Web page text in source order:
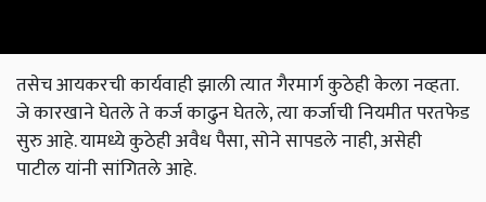
तसेच आयकरची कार्यवाही झाली त्यात गैरमार्ग कुठेही केला नव्हता.
जे कारखाने घेतले ते कर्ज काढुन घेतले, त्या कर्जाची नियमीत परतफेड
सुरु आहे. यामध्ये कुठेही अवैध पैसा, सोने सापडले नाही, असेही
पाटील यांनी सांगितले आहे.